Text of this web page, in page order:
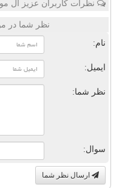
نظرات کاربران عزیز ال
نظر شما در
نام:
ایمیل:
نظر شما:
سوال:
ارسال نظر شما